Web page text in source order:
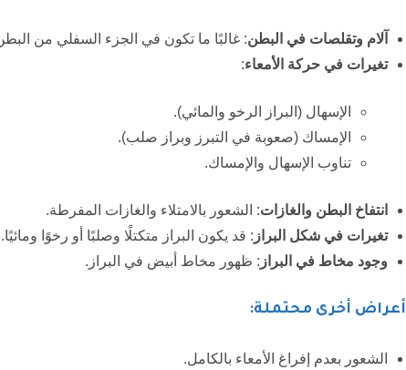
آلام وتقلصات في البطن: غالبًا ما تكون في الجزء السفلي من
تغيرات في حركة الأمعاء:
الإسهال (البراز الرخو والمائي).
الإمساك (صعوبة في التبرز وبراز صلب).
تناوب الإسهال والإمساك.
انتفاخ البطن والغازات: الشعور بالامتلاء والغازات المفرطة.
تغيرات في شكل البراز : قد يكون البراز متكتلًا وصلبًا أو رخوًا ومائيًا.
وجود مخاط في البراز : ظهور مخاط أبيض في البراز.
أعراض أخرى محتملة:
الشعور بعدم إفراغ الأمعاء بالكامل.